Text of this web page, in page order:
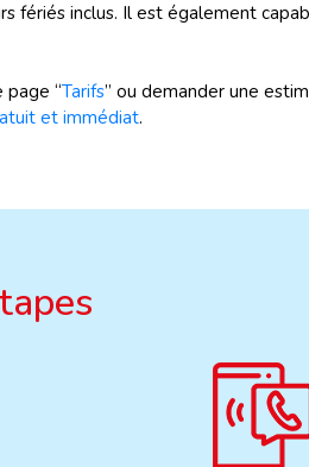
inclus. Il est également
page “Tarifs” ou demander une
et immédiat.